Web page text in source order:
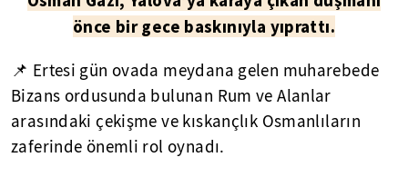
önce bir gece baskınıyla yıprattı.
📌 Ertesi gün ovada meydana gelen muharebede
Bizans ordusunda bulunan Rum ve Alanlar
arasındaki çekişme ve kıskançlık Osmanlıların
zaferinde önemli rol oynadı.